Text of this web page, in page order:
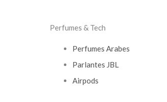
Perfumes & Tech
Perfumes Arabes
Parlantes JBL
Airpods